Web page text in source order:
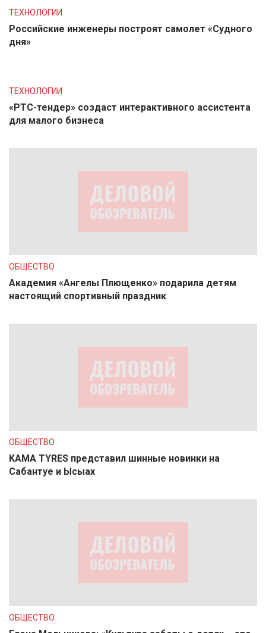
ТЕХНОЛОГИИ
Российские инженеры построят самолет «Судного
дня»
ТЕХНОЛОГИИ
«РТС-тендер» создаст интерактивного ассистента
для малого бизнеса
ОБЩЕСТВО
Академия «Ангелы Плющенко» подарила детям
настоящий спортивный праздник
ОБЩЕСТВО
KAMA TYRES представил шинные новинки на
Сабантуе и Ысыах
ОБЩЕСТВО